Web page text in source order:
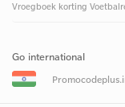
Vroegboek korting
Go international